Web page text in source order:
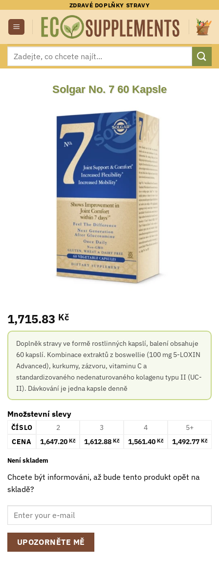
obsah
ZDRAVÉ DOPLŇKY STRAVY
Hledat:
Solgar No. 7 60 Kapsle
1,715.83 Kč
Doplněk stravy ve formě rostlinných kapslí, balení obsahuje
60 kapslí. Kombinace extraktů z boswellie (100 mg 5-LOXIN
Advanced), kurkumy, zázvoru, vitaminu C a
standardizovaného nedenaturovaného kolagenu typu II (UC-
II). Dávkování je jedna kapsle denně
Množstevní slevy
ČÍSLO 2 3 4
5+
CENA
1,647.20 Kč 1,612.88 Kč 1,561.40 Kč 1,492.77 Kč
Není skladem
Chcete být informováni, až bude tento produkt opět na
skladě?
UPOZORNĚTE MĚ